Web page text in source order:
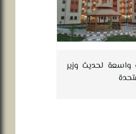
واسعة لحديث وزير